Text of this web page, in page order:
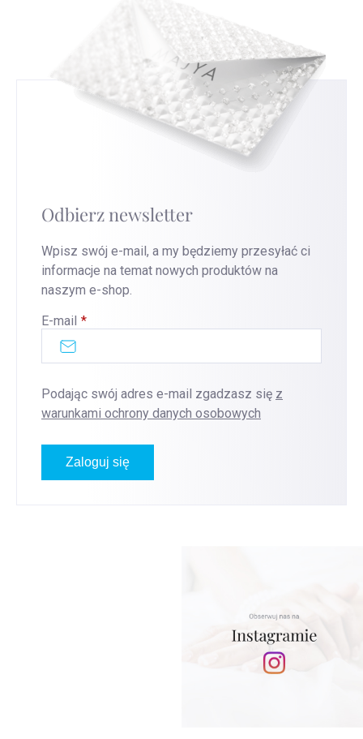
Odbierz newsletter
Wpisz swój e-mail, a my będziemy przesyłać ci
informacje na temat nowych produktów na
naszym e-shop.
E-mail
Podając swój adres e-mail zgadzasz się z
warunkami ochrony danych osobowych
Zaloguj się